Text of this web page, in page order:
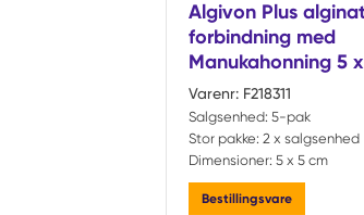
Algivon Plus
forbindning med
Manukahonning 5
Varenr: F218311
Salgsenhed: 5-pak
Stor pakke: 2 x salgsenhed
Dimensioner: 5 x 5 cm
Bestillingsvare